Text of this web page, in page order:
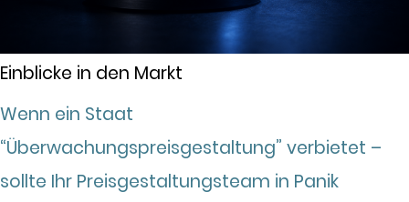
Einblicke in den Markt
Wenn ein Staat
“Überwachungspreisgestaltung” verbietet –
sollte Ihr Preisgestaltungsteam in Panik